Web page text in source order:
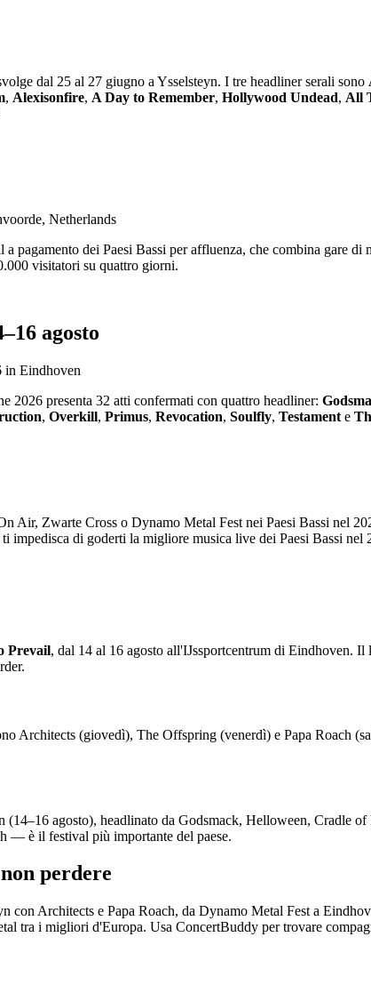
dal 25 al 27 giugno a Ysselsteyn. I tre headliner serali sono
, Alexisonfire, A Day to Remember, Hollywood Undead, All
dei Paesi Bassi per affluenza, che combina gare di
visitatori su quattro giorni.
agosto
2026 presenta 32 atti confermati con quattro headliner:
, Overkill, Primus, Revocation, Soulfly, Testament e
Air, Zwarte Cross o Dynamo Metal Fest nei Paesi Bassi nel
impedisca di goderti la migliore musica live dei Paesi Bassi nel
Prevail, dal 14 al 16 agosto all'IJssportcentrum di Eindhoven.
Architects (giovedì), The Offspring (venerdì) e Papa Roach
agosto), headlinato da Godsmack, Helloween, Cradle
— è il festival più importante del paese.
perdere
Architects e Papa Roach, da Dynamo Metal Fest a
tra i migliori d'Europa. Usa ConcertBuddy per trovare